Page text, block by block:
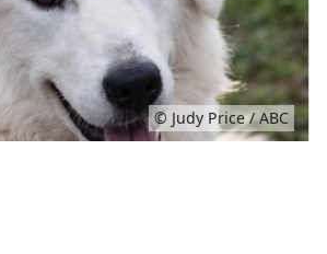
© Judy Price / ABC